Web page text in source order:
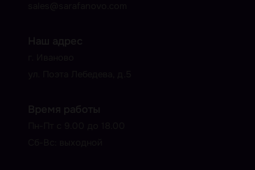
Наш адрес
Время работы